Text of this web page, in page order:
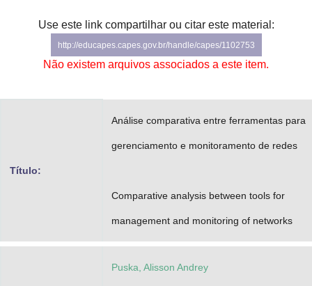
Secretaria de Governo
Gabinete de Segurança Institucional
Use este link compartilhar ou citar este material:
http://educapes.capes.gov.br/handle/capes/1102753
Não existem arquivos associados a este item.
Título:
Análise comparativa entre ferramentas para
gerenciamento e monitoramento de redes
Comparative analysis between tools for
management and monitoring of networks
Puska, Alisson Andrey